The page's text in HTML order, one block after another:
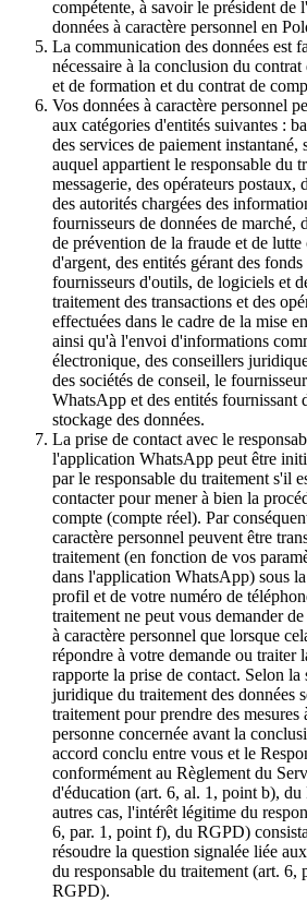
compétente, à savoir le président de
données à caractère personnel en
La communication des données est
nécessaire à la conclusion du
et de formation et du contrat de
Vos données à caractère personnel
aux catégories d'entités suivantes :
des services de paiement instantané,
auquel appartient le responsable du
messagerie, des opérateurs postaux,
des autorités chargées des
fournisseurs de données de marché,
de prévention de la fraude et de
d'argent, des entités gérant des
fournisseurs d'outils, de logiciels et
traitement des transactions et des
effectuées dans le cadre de la mise
ainsi qu'à l'envoi d'informations
électronique, des conseillers
des sociétés de conseil, le
WhatsApp et des entités fournissant
stockage des données.
La prise de contact avec le
l'application WhatsApp peut être
par le responsable du traitement s'il
contacter pour mener à bien la
compte (compte réel). Par
caractère personnel peuvent être
traitement (en fonction de vos
dans l'application WhatsApp) sous
profil et de votre numéro de
traitement ne peut vous demander
à caractère personnel que lorsque
répondre à votre demande ou traiter
rapporte la prise de contact. Selon la
juridique du traitement des données
traitement pour prendre des mesures
personne concernée avant la
accord conclu entre vous et le
conformément au Règlement du
d'éducation (art. 6, al. 1, point b), du
autres cas, l'intérêt légitime du
6, par. 1, point f), du RGPD)
résoudre la question signalée liée
du responsable du traitement (art. 6,
RGPD).